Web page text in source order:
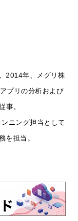
2014年、メグリ株
プリの分析および
事。
ニング担当として
を担当。